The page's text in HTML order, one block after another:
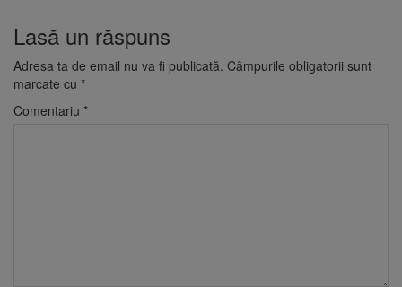
Lasă un răspuns
Adresa ta de email nu va fi publicată. Câmpurile obligatorii sunt
marcate cu *
Comentariu *